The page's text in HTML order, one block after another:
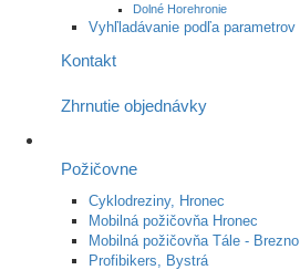
Dolné Horehronie
Vyhľladávanie podľa parametrov
Kontakt
Zhrnutie objednávky
Požičovne
Cyklodreziny, Hronec
Mobilná požičovňa Hronec
Mobilná požičovňa Tále - Brezno
Profibikers, Bystrá